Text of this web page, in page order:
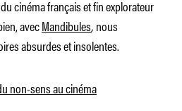
cinéma français et fin explorateur
avecMandibules,nous
absurdes et insolentes.
non-sens au cinéma